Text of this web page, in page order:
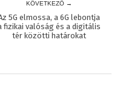
KÖVETKEZŐ →
5G elmossa, a 6G lebontja
fizikai valóság és a digitális
tér közötti határokat